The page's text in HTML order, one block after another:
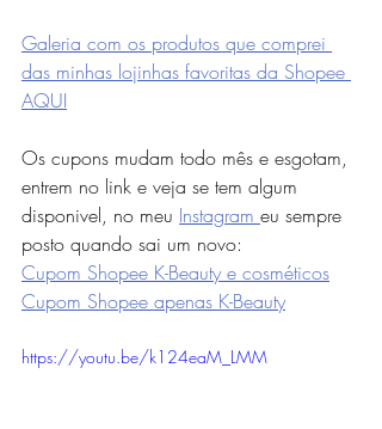
Galeria com os produtos que comprei
das minhas lojinhas favoritas da Shopee
AQUI
Os cupons mudam todo mês e esgotam,
entrem no link e veja se tem algum
disponivel, no meu Instagram eu sempre
posto quando sai um novo:
Cupom Shopee K-Beauty e cosméticos
Cupom Shopee apenas K-Beauty
https://youtu.be/k124eaM_LMM